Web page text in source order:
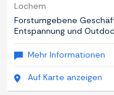
Lochem
Forstumgebene
Entspannung und
Mehr Informationen
Auf Karte anzeigen